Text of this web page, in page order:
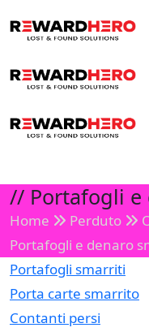
// Portafogli
Home Perduto
Portafogli e denaro
Portafogli smarriti
Porta carte smarrito
Contanti persi